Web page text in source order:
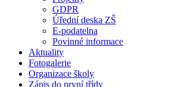
GDPR
Úřední deska ZŠ
E-podatelna
Povinné informace
Aktuality
Fotogalerie
Organizace školy
Zápis do první třídy